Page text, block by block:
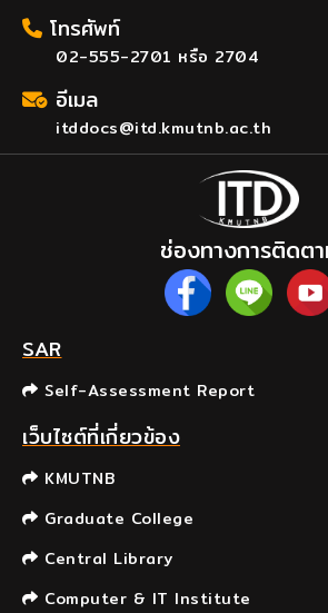
โทรศัพท์
02-555-2701 หรือ 2704
อีเมล
itddocs@itd.kmutnb.ac.th
ช่องทางการติดต
SAR
Self-Assessment Report
เว็บไซต์ที่เกี่ยวข้อง
KMUTNB
Graduate College
Central Library
Computer & IT Institute